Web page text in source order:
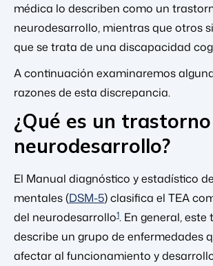
médica lo describen como un
neurodesarrollo, mientras que otros
que se trata de una discapacidad
A continuación examinaremos
razones de esta discrepancia.
¿Qué es un
neurodesarrollo?
El Manual diagnóstico y estadístico
mentales (DSM-5) clasifica el TEA
del neurodesarrollo1. En general, este
describe un grupo de enfermedades
afectar al funcionamiento y